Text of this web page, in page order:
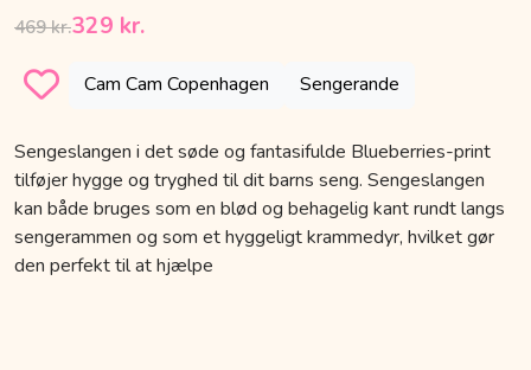
469 kr.329 kr.
Cam Cam Copenhagen Sengerande
Sengeslangen i det søde og fantasifulde Blueberries-print
tilføjer hygge og tryghed til dit barns seng. Sengeslangen
kan både bruges som en blød og behagelig kant rundt langs
sengerammen og som et hyggeligt krammedyr, hvilket gør
den perfekt til at hjælpe